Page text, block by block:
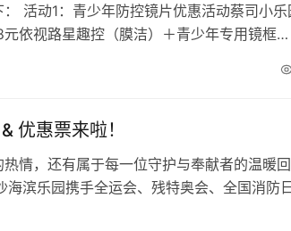
活动1：青少年防控镜片优惠活动蔡司小乐
依视路星趣控（膜洁）＋青少年专用镜框
优惠票来啦！
情，还有属于每一位守护与奉献者的温暖回
海滨乐园携手全运会、残特奥会、全国消防